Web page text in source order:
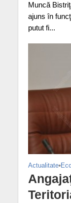
Muncă
ajuns în
putut fi...
Actualitate•